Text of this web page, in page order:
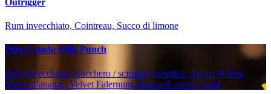
Outrigger
Rum invecchiato, Cointreau, Succo di limone
Piña Colada Milk Punch
Rum invecchiato, Zucchero / sciroppo semplice, Succo di lime,
Succo d’ananas, Velvet Falernum, Acqua di cocco, Latte